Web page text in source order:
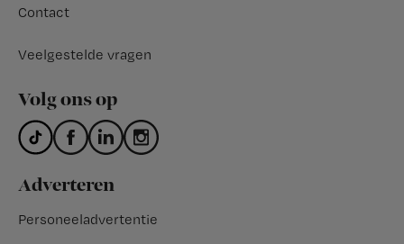
Contact
Veelgestelde vragen
Volg ons op
Adverteren
Personeeladvertentie